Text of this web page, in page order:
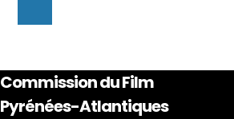
Commission du Film
Pyrénées-Atlantiques